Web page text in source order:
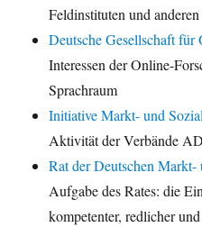
Feldinstituten und
Deutsche Gesellschaft für
Interessen der Online-
Sprachraum
Initiative Markt- und
Aktivität der Verbände
Rat der Deutschen
Aufgabe des Rates: die
kompetenter, redlicher